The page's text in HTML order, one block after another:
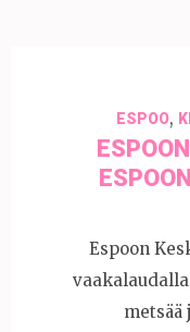
ESPOO,
Espoon